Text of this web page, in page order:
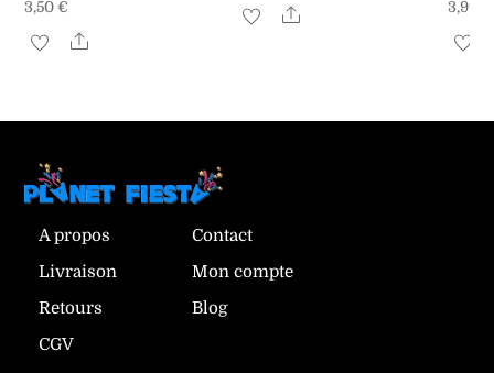
3,50€
Share
Share 3,99
A propos
Livraison
Retours
CGV
Contact
Mon compte
Blog